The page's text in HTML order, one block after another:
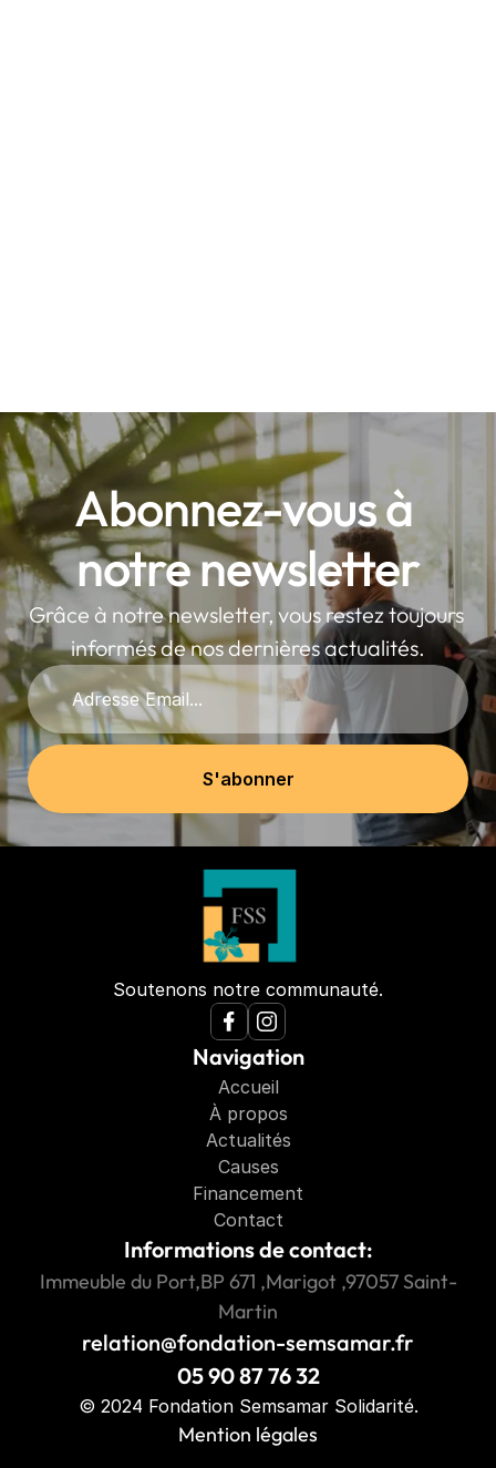
Abonnez-vous à
notre newsletter
Grâce à notre newsletter, vous restez toujours
informés de nos dernières actualités.
Soutenons notre communauté.
Navigation
Accueil
À propos
Actualités
Causes
Financement
Contact
Informations de contact:
Immeuble du Port,BP 671 ,Marigot ,97057 Saint-
Martin
relation@fondation-semsamar.fr
05 90 87 76 32
© 2024 Fondation Semsamar Solidarité.
Mention légales